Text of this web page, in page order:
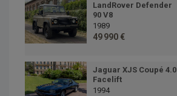
LandRover Defender
90 V8
1989
49 990 €
Jaguar XJS Coupé 4.0
Facelift
1994